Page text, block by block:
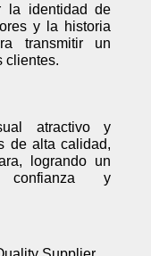
la identidad de
y la historia
transmitir un
clientes.
atractivo y
de alta calidad,
logrando un
confianza y